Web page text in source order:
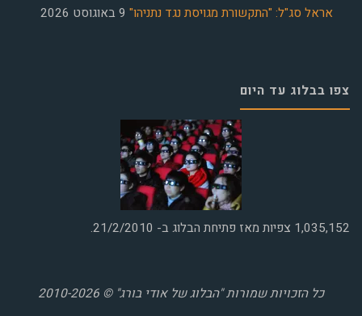
אראל סג"ל: "התקשורת מגויסת נגד נתניהו" 9 באוגוסט 2026
צפו בבלוג עד היום
1,035,152 צפיות מאז פתיחת הבלוג ב- 21/2/2010.
כל הזכויות שמורות "הבלוג של אודי בורג" © 2010-2026